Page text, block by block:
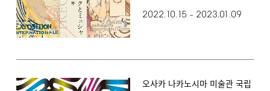
2022.10.15 – 2023.01.09
오사카 나카노시마 미술관 국립